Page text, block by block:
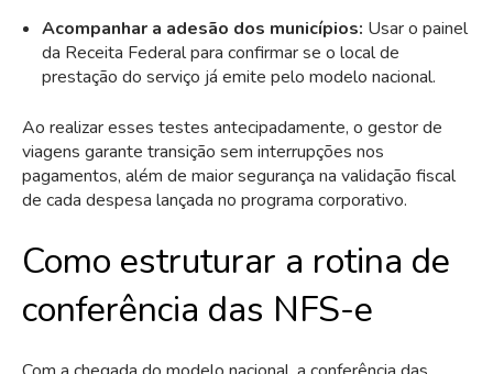
Acompanhar a adesão dos municípios: Usar o painel
da Receita Federal para confirmar se o local de
prestação do serviço já emite pelo modelo nacional.
Ao realizar esses testes antecipadamente, o gestor de
viagens garante transição sem interrupções nos
pagamentos, além de maior segurança na validação fiscal
de cada despesa lançada no programa corporativo.
Como estruturar a rotina de
conferência das NFS-e